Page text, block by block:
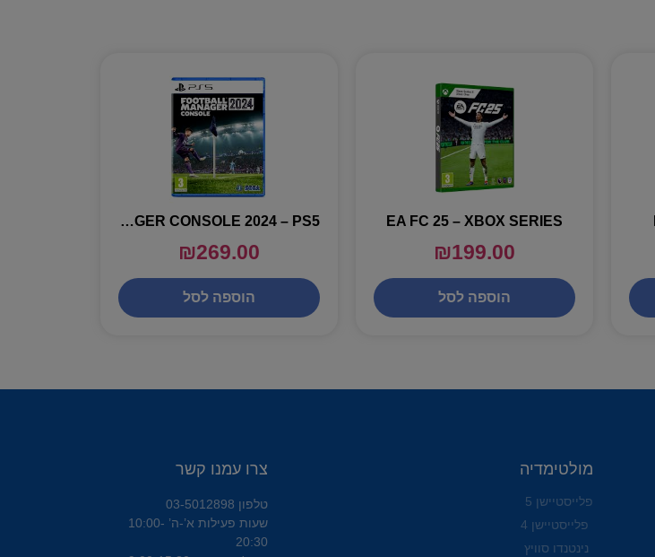
EA FC 25 – XBOX SERIES
₪199.00
הוספה לסל
FOOTBALL MANAGER CONSOLE 2024 – PS5
₪269.00
הוספה לסל
מולטימדיה
פלייסטיישן 5
פלייסטיישן 4
נינטנדו סוויץ
צרו עמנו קשר
טלפון 03-5012898
שעות פעילות א’-ה’ 10:00-
20:30